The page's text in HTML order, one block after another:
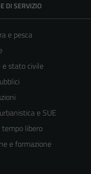
DI SERVIZIO
e pesca
e stato civile
e SUE
libero
e formazione